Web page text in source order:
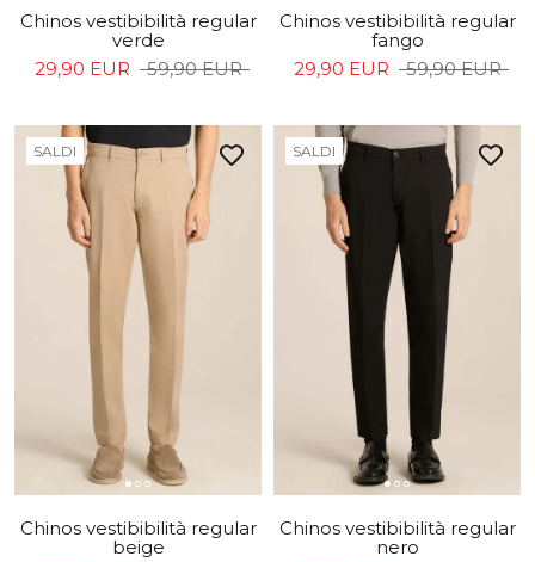
Chinos vestibibilità regular
verde
29,90 EUR
59,90 EUR
Chinos vestibibilità regular
fango
29,90 EUR
59,90 EUR
SALDI
Chinos vestibibilità regular
beige
SALDI
Chinos vestibibilità regular
nero